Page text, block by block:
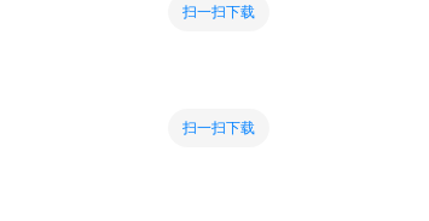
扫一扫下载
扫一扫下载